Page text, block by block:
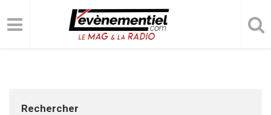
Rechercher